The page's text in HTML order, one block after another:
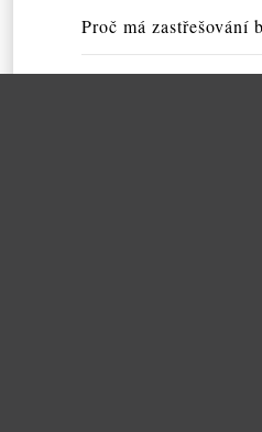
Proč má zastřešování